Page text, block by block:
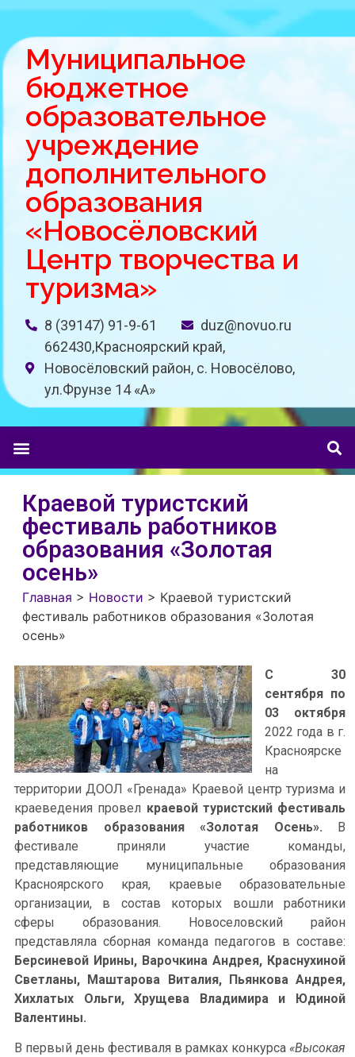
Муниципальное
бюджетное
образовательное
учреждение
дополнительного
образования
«Новосёловский
Центр творчества и
туризма»
8 (39147) 91-9-61
duz@novuo.ru
662430,Красноярский край,
Новосёловский район, с. Новосёлово,
ул.Фрунзе 14 «A»
Краевой туристский
фестиваль работников
образования «Золотая
осень»
Главная > Новости > Краевой туристский
фестиваль работников образования «Золотая
осень»
С 30
сентября по
03 октября
2022 года в г.
Красноярске
на
территории ДООЛ «Гренада» Краевой центр туризма и
краеведения провел краевой туристский фестиваль
работников образования «Золотая Осень». В
фестивале приняли участие команды,
представляющие муниципальные образования
Красноярского края, краевые образовательные
организации, в состав которых вошли работники
сферы образования. Новоселовский район
представляла сборная команда педагогов в составе:
Берсиневой Ирины, Варочкина Андрея, Краснухиной
Светланы, Маштарова Виталия, Пьянкова Андрея,
Хихлатых Ольги, Хрущева Владимира и Юдиной
Валентины.
В первый день фестиваля в рамках конкурса «Высокая